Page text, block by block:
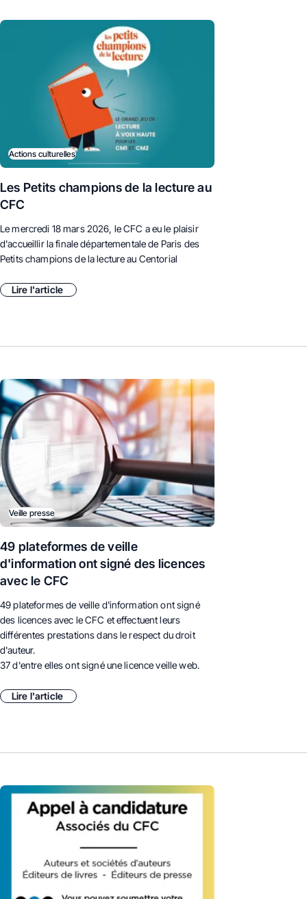
Actions culturelles
Les Petits champions de la lecture au
CFC
Le mercredi 18 mars 2026, le CFC a eu le plaisir
d'accueillir la finale départementale de Paris des
Petits champions de la lecture au Centorial
Lire l'article
Veille presse
49 plateformes de veille
d'information ont signé des licences
avec le CFC
49 plateformes de veille d'information ont signé
des licences avec le CFC et effectuent leurs
différentes prestations dans le respect du droit
d'auteur.
37 d'entre elles ont signé une licence veille web.
Lire l'article